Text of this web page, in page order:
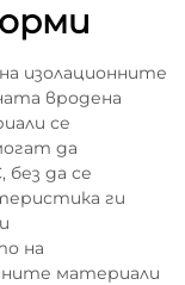
изолационните
вродена
се
да
да се
ги
на
материали